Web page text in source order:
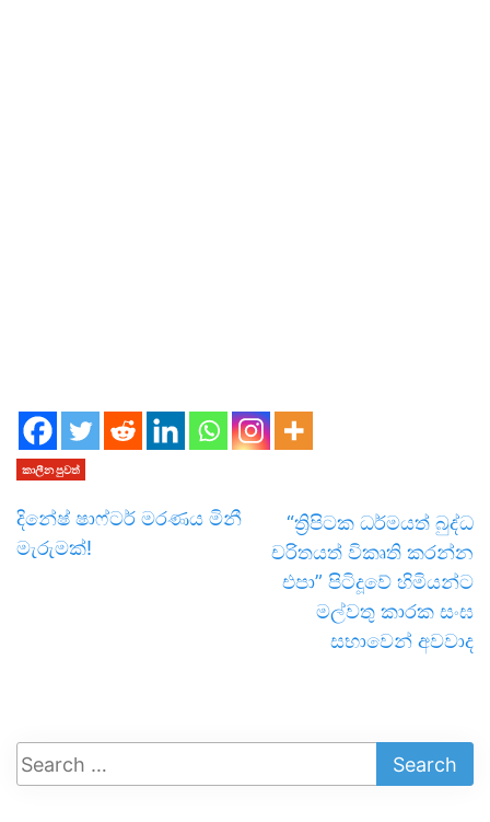
කාලීන පුවත්
දිනේෂ් ෂාෆ්ටර් මරණය මිනී
මැරුමක්!
“ත්‍රිපිටක ධර්මයත් බුද්ධ
චරිතයත් විකෘති කරන්න
එපා” පිටිදූවේ හිමියන්ට
මල්වතු කාරක සංඝ
සභාවෙන් අවවාද